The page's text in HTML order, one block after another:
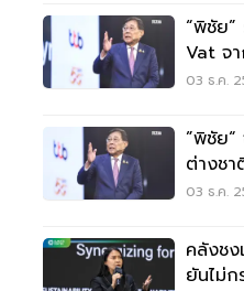
“พิชัย
Vat จ
ได้น้อย
03 ธ.ค.
”พิชัย“
ต่างช
ล้านล้า
03 ธ.ค.
คลังชง
ยันไม่ก